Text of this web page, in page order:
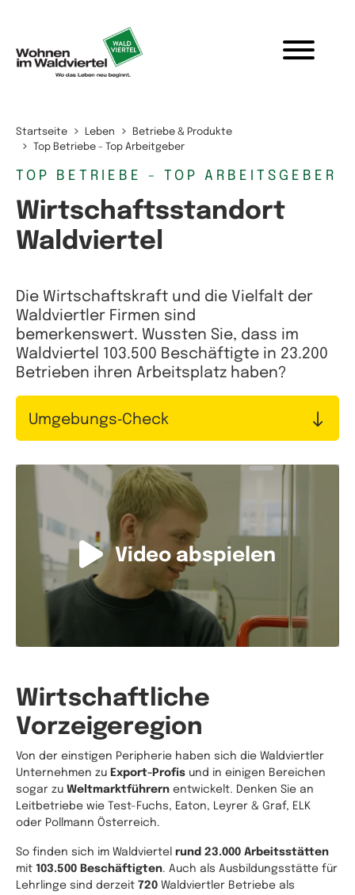
Startseite Leben
Betriebe & Produkte
Top Betriebe - Top Arbeitgeber
TOP BETRIEBE - TOP ARBEITSGEBER
Wirtschaftsstandort
Waldviertel
Die Wirtschaftskraft und die Vielfalt der
Waldviertler Firmen sind
bemerkenswert. Wussten Sie, dass im
Waldviertel 103.500 Beschäftigte in 23.200
Betrieben ihren Arbeitsplatz haben?
Umgebungs‑Check
Video abspielen
Wirtschaftliche
Vorzeigeregion
Von der einstigen Peripherie haben sich die Waldviertler
Unternehmen zu Export-Profis und in einigen Bereichen
sogar zu Weltmarktführern entwickelt. Denken Sie an
Leitbetriebe wie Test-Fuchs, Eaton, Leyrer & Graf, ELK
oder Pollmann Österreich.
So finden sich im Waldviertel rund 23.000 Arbeitsstätten
mit 103.500 Beschäftigten. Auch als Ausbildungsstätte für
Lehrlinge sind derzeit 720 Waldviertler Betriebe als